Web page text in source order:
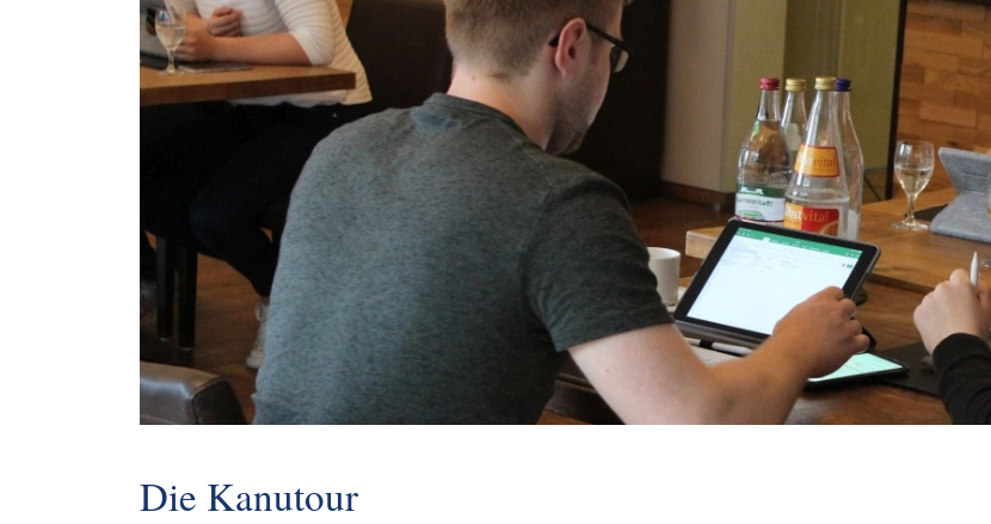
Die Kanutour